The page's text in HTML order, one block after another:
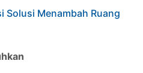
Solusi Menambah Ruang